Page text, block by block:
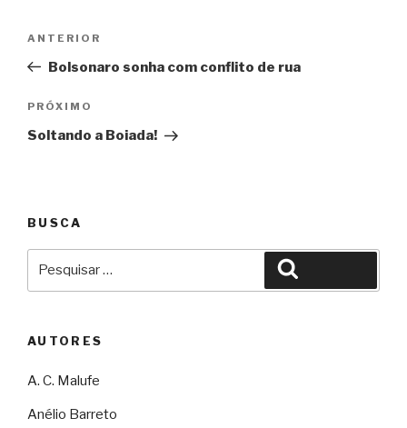
Post
Anterior
ANTERIOR
Bolsonaro sonha com conflito de rua
Próximo
PRÓXIMO
Soltando a Boiada!
BUSCA
AUTORES
A. C. Malufe
Anélio Barreto